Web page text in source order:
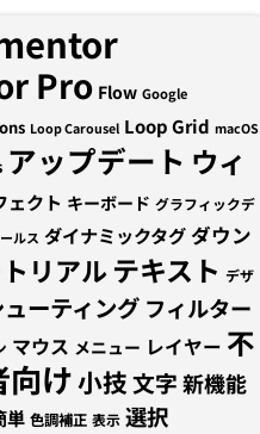
Pro Flow Google
Loop Carousel Loop Grid macOS
アップデート ウィ
ェクト キーボード グラフィックデ
ルス ダイナミックタグダウン
リアルテキスト デザ
ーティング フィルター
マウス メニュー レイヤー 不
向け小技文字新機能
単 色調補正 表示 選択